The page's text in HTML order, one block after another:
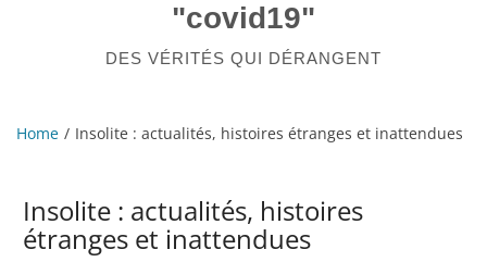
"covid19"
DES VÉRITÉS QUI DÉRANGENT
Home Insolite : actualités, histoires étranges et inattendues
Insolite : actualités, histoires
étranges et inattendues